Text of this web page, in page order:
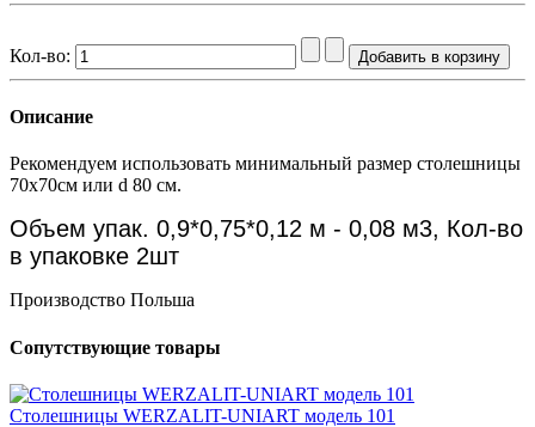
Кол-во:
Описание
Рекомендуем использовать минимальный размер столешницы
70х70см или d 80 см.
Объем упак. 0,9*0,75*0,12 м - 0,08 м3, Кол-во
в упаковке 2шт
Производство Польша
Сопутствующие товары
Столешницы WERZALIT-UNIART модель 101